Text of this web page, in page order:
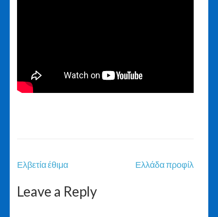
Post
navigation
Ελβετία έθιμα Ελλάδα προφίλ
Leave a Reply